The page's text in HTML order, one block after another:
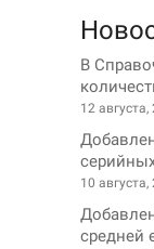
В
12 августа,
10 августа,
средней